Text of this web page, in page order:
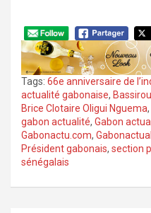
Tags: 66e anniversaire de
actualité gabonaise,
Brice Clotaire Oligui Nguema,
gabon actualité, Gabon
Gabonactu.com,
Président gabonais, section
sénégalais